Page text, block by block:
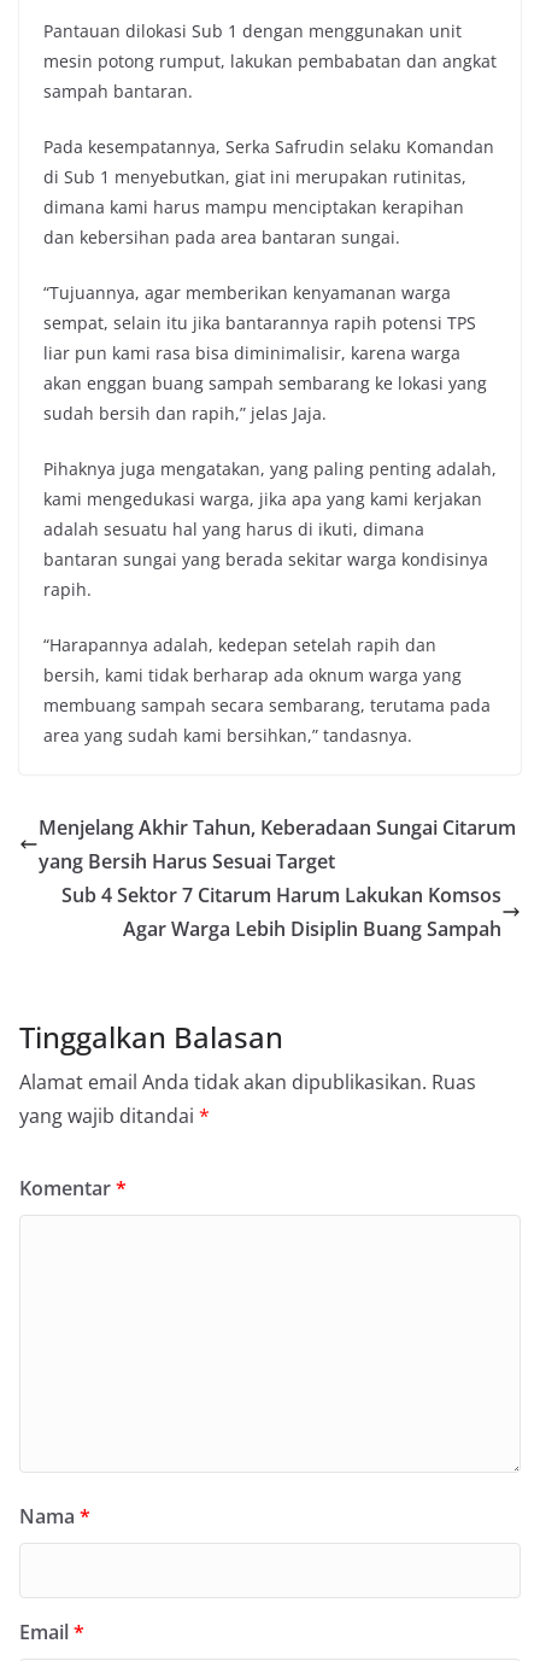
Pantauan dilokasi Sub 1 dengan menggunakan unit
mesin potong rumput, lakukan pembabatan dan angkat
sampah bantaran.
Pada kesempatannya, Serka Safrudin selaku Komandan
di Sub 1 menyebutkan, giat ini merupakan rutinitas,
dimana kami harus mampu menciptakan kerapihan
dan kebersihan pada area bantaran sungai.
“Tujuannya, agar memberikan kenyamanan warga
sempat, selain itu jika bantarannya rapih potensi TPS
liar pun kami rasa bisa diminimalisir, karena warga
akan enggan buang sampah sembarang ke lokasi yang
sudah bersih dan rapih,” jelas Jaja.
Pihaknya juga mengatakan, yang paling penting adalah,
kami mengedukasi warga, jika apa yang kami kerjakan
adalah sesuatu hal yang harus di ikuti, dimana
bantaran sungai yang berada sekitar warga kondisinya
rapih.
“Harapannya adalah, kedepan setelah rapih dan
bersih, kami tidak berharap ada oknum warga yang
membuang sampah secara sembarang, terutama pada
area yang sudah kami bersihkan,” tandasnya.
Menjelang Akhir Tahun, Keberadaan Sungai Citarum
yang Bersih Harus Sesuai Target
Sub 4 Sektor 7 Citarum Harum Lakukan Komsos
Agar Warga Lebih Disiplin Buang Sampah
Tinggalkan Balasan
Alamat email Anda tidak akan dipublikasikan. Ruas
yang wajib ditandai *
Komentar*
Nama *
Email*